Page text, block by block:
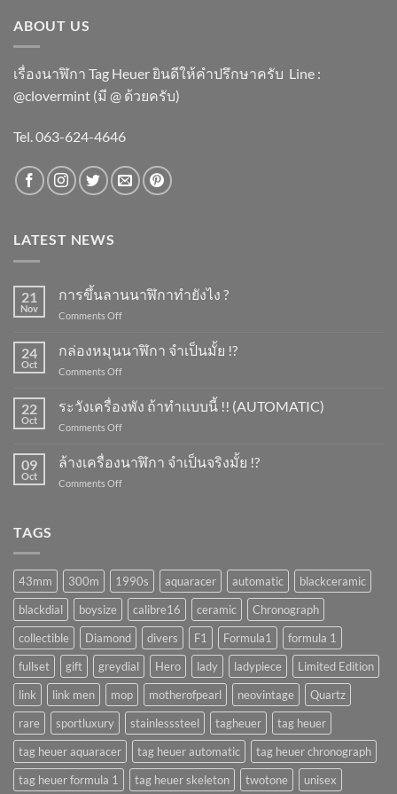
ABOUT US
เรื่องนาฬิกา Tag Heuer ยินดีให้คำปรึกษาครับ ​Line :
@clovermint (มี @ ด้วยครับ)
Tel. 063-624-4646
LATEST NEWS
21
Nov
การขึ้นลานนาฬิกาทำยังไง ?
Comments Offon
ลาน
นาฬิกา
ยัง
24
Oct
กล่องหมุนนาฬิกา จำเป็นมั้ย !?
Comments Offon
หมุน
นาฬิกา
จำเป็น
!?
22
Oct
ระวังเครื่องพัง ถ้าทำแบบนี้ !! (AUTOMATIC)
Comments Offon
เครื่อง
พัง
ถ้า
09
Oct
ล้างเครื่องนาฬิกา จำเป็นจริงมั้ย !?
Comments Offon
มั้ย
!?
TAGS
43mm 300m 1990s aquaracer automatic
blackceramic
blackdial
boysize calibre16 ceramic
Chronograph
collectible
Diamond divers F1 Formula1
formula 1
fullset
gift greydial Hero lady ladypiece
Limited Edition
link
link men mop motherofpearl neovintage
Quartz
rare
sportluxury stainlesssteel tagheuer
tag heuer
tag heuer aquaracer
tag heuer automatic
tag heuer chronograph
tag heuer formula 1
tag heuer skeleton twotone unisex